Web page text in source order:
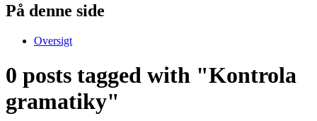
På denne side
Oversigt
0 posts tagged with "Kontrola
gramatiky"